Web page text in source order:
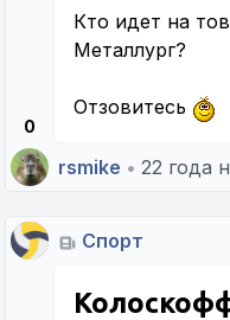
0
Кто идет на
Металлург?
Отзовитесь
rsmike • 22 года
Спорт